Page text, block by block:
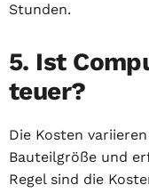
Stunden.
5. Ist
teuer?
Die Kosten
Bauteilgröße und
Regel sind die